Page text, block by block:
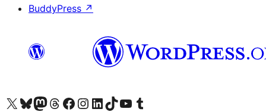
BuddyPress ↗
Visit our X (formerly Twitter) account
Visit our Bluesky account
Visit our Mastodon account
Visit our Threads account
Visit our Facebook page
Visit our Instagram account
Visit our LinkedIn account
Visit our TikTok account
Visit our YouTube channel
Visit our Tumblr account